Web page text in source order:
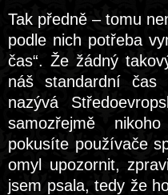
Tak předně – tomu
podle nich potřeba
čas“. Že žádný
náš standardní
nazývá
samozřejmě
pokusíte používače
omyl upozornit,
jsem psala, tedy že